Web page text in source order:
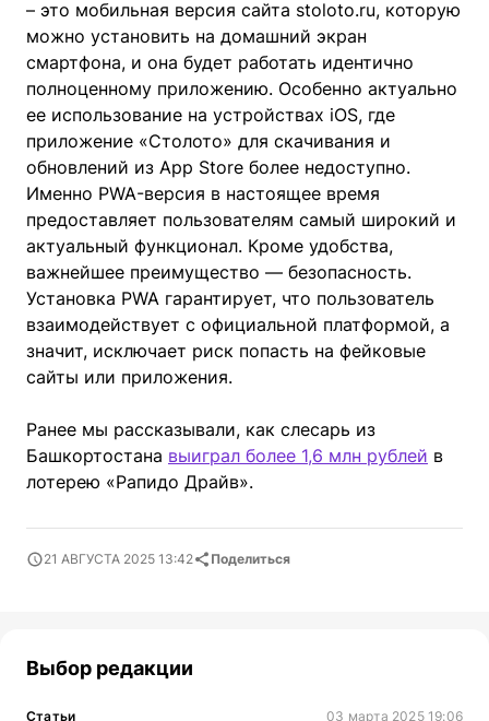
– это мобильная версия сайта stoloto.ru, которую
можно установить на домашний экран
смартфона, и она будет работать идентично
полноценному приложению. Особенно актуально
ее использование на устройствах iOS, где
приложение «Столото» для скачивания и
обновлений из App Store более недоступно.
Именно PWA-версия в настоящее время
предоставляет пользователям самый широкий и
актуальный функционал. Кроме удобства,
важнейшее преимущество — безопасность.
Установка PWA гарантирует, что пользователь
взаимодействует с официальной платформой, а
значит, исключает риск попасть на фейковые
сайты или приложения.
Ранее мы рассказывали, как слесарь из
Башкортостана выиграл более 1,6 млн рублей в
лотерею «Рапидо Драйв».
21 АВГУСТА 2025 13:42 Поделиться
Выбор редакции
Статьи 03 марта 2025 19:06